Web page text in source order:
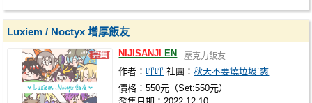
Luxiem / Noctyx 增厚飯友
NIJISANJI EN 壓克力飯友
作者： 呼呼 社團：秋天不要燒垃圾˙爽
價格：550元（Set:550元）